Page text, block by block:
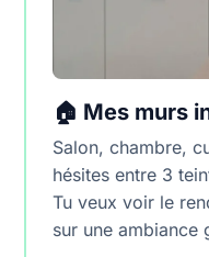
🏠 Mes murs
Salon, chambre,
hésites entre 3
Tu veux voir le
sur une ambiance